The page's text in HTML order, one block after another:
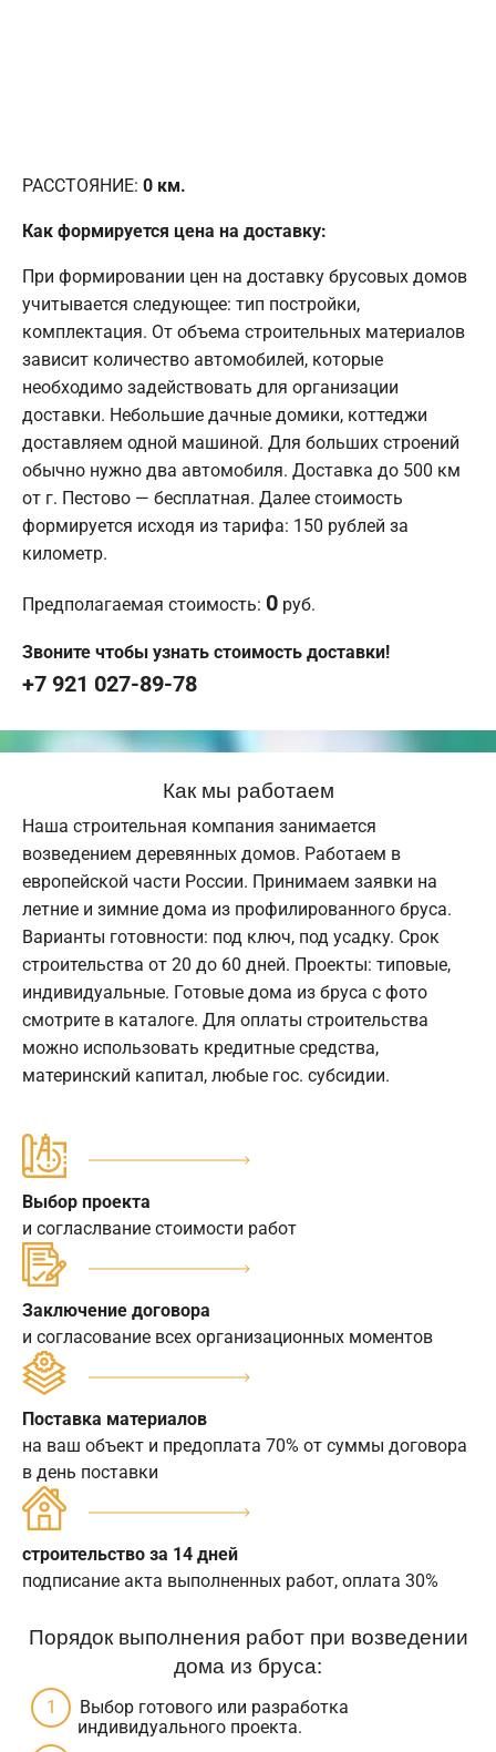
РАССТОЯНИЕ: 0 км.
Как формируется цена на доставку:
При формировании цен на доставку брусовых домов
учитывается следующее: тип постройки,
комплектация. От объема строительных материалов
зависит количество автомобилей, которые
необходимо задействовать для организации
доставки. Небольшие дачные домики, коттеджи
доставляем одной машиной. Для больших строений
обычно нужно два автомобиля. Доставка до 500 км
от г. Пестово — бесплатная. Далее стоимость
формируется исходя из тарифа: 150 рублей за
километр.
Предполагаемая стоимость: 0 руб.
Звоните чтобы узнать стоимость доставки!
+7 921 027-89-78
Как мы работаем
Наша строительная компания занимается
возведением деревянных домов. Работаем в
европейской части России. Принимаем заявки на
летние и зимние дома из профилированного бруса.
Варианты готовности: под ключ, под усадку. Срок
строительства от 20 до 60 дней. Проекты: типовые,
индивидуальные. Готовые дома из бруса с фото
смотрите в каталоге. Для оплаты строительства
можно использовать кредитные средства,
материнский капитал, любые гос. субсидии.
Выбор проекта
и согласлвание стоимости работ
Заключение договора
и согласование всех организационных моментов
Поставка материалов
на ваш объект и предоплата 70% от суммы договора
в день поставки
строительство за 14 дней
подписание акта выполненных работ, оплата 30%
Порядок выполнения работ при возведении
дома из бруса:
Выбор готового или разработка
индивидуального проекта.